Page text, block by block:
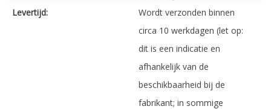
Levertijd:
Wordt verzonden binnen
circa 10 werkdagen (let op:
dit is een indicatie en
afhankelijk van de
beschikbaarheid bij de
fabrikant; in sommige